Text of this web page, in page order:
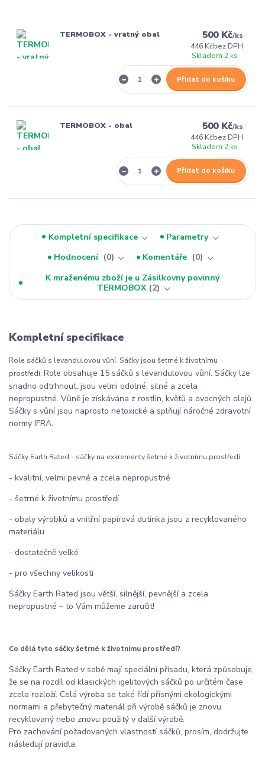
TERMOBOX - vratný obal 500 Kč/ks
446 Kčbez DPH
Skladem 2 ks
Přidat do košíku
TERMOBOX - obal 500 Kč/ks
446 Kčbez DPH
Skladem 2 ks
Přidat do košíku
Kompletní specifikace
Parametry
Hodnocení
0 Komentáře
0
K mraženému zboží je u Zásilkovny povinný
TERMOBOX 2
Kompletní specifikace
Role sáčků s levandulovou vůní. Sáčky jsou šetrné k životnímu
prostředí. Role obsahuje 15 sáčků s levandulovou vůní. Sáčky lze
snadno odtrhnout, jsou velmi odolné, silné a zcela
nepropustné. Vůně je získávána z rostlin, květů a ovocných olejů.
Sáčky s vůní jsou naprosto netoxické a splňují náročné zdravotní
normy IFRA.
Sáčky Earth Rated - sáčky na exkrementy šetrné k životnímu prostředí
- kvalitní, velmi pevné a zcela nepropustné
- šetrné k životnímu prostředí
- obaly výrobků a vnitřní papírová dutinka jsou z recyklovaného
materiálu
- dostatečně velké
- pro všechny velikosti
Sáčky Earth Rated jsou větší, silnější, pevnější a zcela
nepropustné – to Vám můžeme zaručit!
Co dělá tyto sáčky šetrné k životnímu prostředí?
Sáčky Earth Rated v sobě mají speciální přísadu, která způsobuje,
že se na rozdíl od klasických igelitových sáčků po určitém čase
zcela rozloží. Celá výroba se také řídí přísnými ekologickými
normami a přebytečný materiál při výrobě sáčků je znovu
recyklovaný nebo znovu použitý v další výrobě.
Pro zachování požadovaných vlastností sáčků, prosím, dodržujte
následují pravidla: